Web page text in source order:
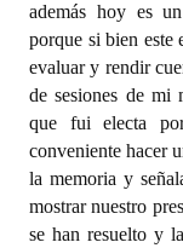
NORMATIVA
Comunicaciones
Declaraciones
Resoluciones
Resoluciones de
además hoy es
porque si bien este
evaluar y rendir
de sesiones de mi
que fui electa
conveniente hacer
la memoria y
mostrar nuestro
se han resuelto y